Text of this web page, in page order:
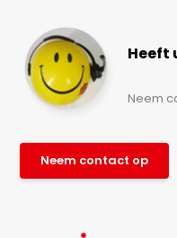
Heeft
Neem
Neem contact op